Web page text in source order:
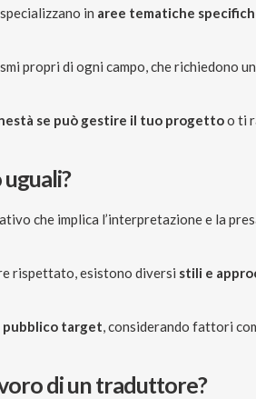
in aree tematiche
propri di ogni campo, che richiedono
se può gestire il tuo progettoo ti
che implica l’interpretazione e la
rispettato, esistono diversi stili e
target, considerando fattori
di un traduttore?